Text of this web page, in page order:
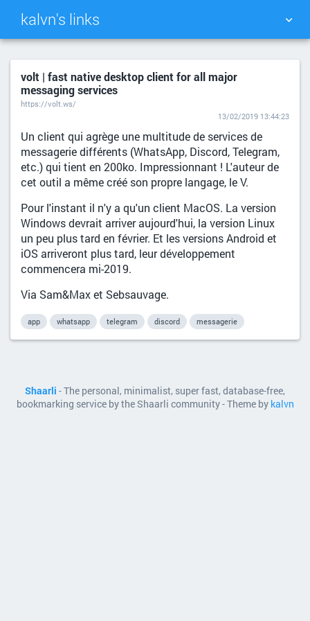
kalvn's links
TAG CLOUD PICTURE WALL
DAILY
volt | fast native desktop client for all major
messaging services
https://volt.ws/
13/02/2019 13:44:23
Un client qui agrège une multitude de services de
messagerie différents (WhatsApp, Discord, Telegram,
etc.) qui tient en 200ko. Impressionnant ! L'auteur de
cet outil a même créé son propre langage, le V.
Pour l'instant il n'y a qu'un client MacOS. La version
Windows devrait arriver aujourd'hui, la version Linux
un peu plus tard en février. Et les versions Android et
iOS arriveront plus tard, leur développement
commencera mi-2019.
Via Sam&Max et Sebsauvage.
app whatsapp telegram discord messagerie
Shaarli - The personal, minimalist, super fast, database-free,
bookmarking service by the Shaarli community - Theme by kalvn